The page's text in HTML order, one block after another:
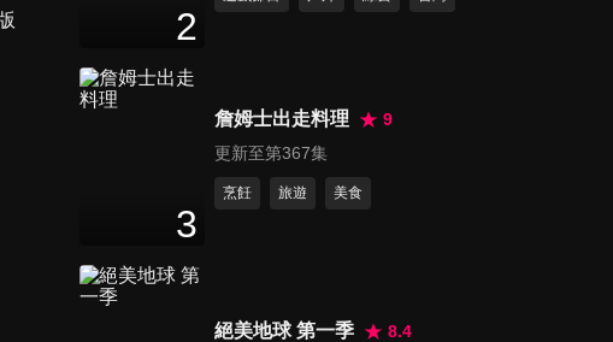
第11集 原來我們離歧視這麼近
杜力 林辰
分鐘
2
3
詹姆士出走料理
9
更新至第367集
烹飪 旅遊 美食
絕美地球 第一季 8.4